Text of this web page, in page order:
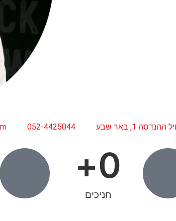
ההנדסה 1, באר שבע 052-4425044
חניכים
0
+